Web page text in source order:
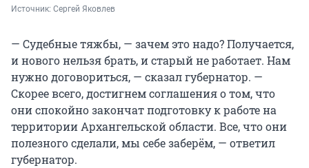
Источник: Сергей Яковлев
— Судебные тяжбы, — зачем это надо? Получается,
и нового нельзя брать, и старый не работает. Нам
нужно договориться, — сказал губернатор. —
Скорее всего, достигнем соглашения о том, что
они спокойно закончат подготовку к работе на
территории Архангельской области. Все, что они
полезного сделали, мы себе заберём, — ответил
губернатор.